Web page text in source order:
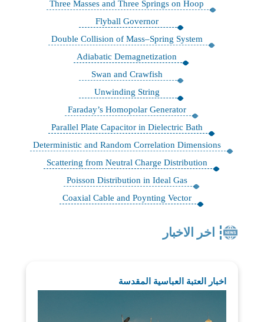
Three Masses and Three Springs on Hoop
Flyball Governor
Double Collision of Mass–Spring System
Adiabatic Demagnetization
Swan and Crawfish
Unwinding String
Faraday’s Homopolar Generator
Parallel Plate Capacitor in Dielectric Bath
Deterministic and Random Correlation Dimensions
Scattering from Neutral Charge Distribution
Poisson Distribution in Ideal Gas
Coaxial Cable and Poynting Vector
اخر الاخبار
اخبار العتبة العباسية المقدسة